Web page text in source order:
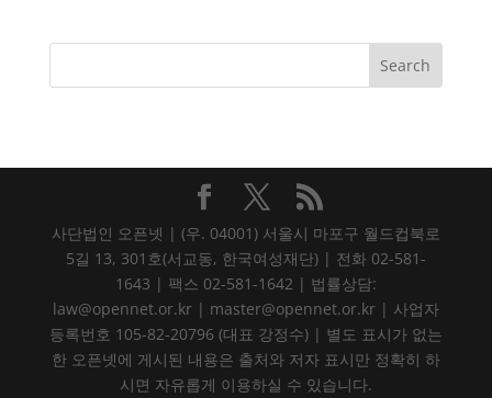
사단법인 오픈넷 | (우. 04001) 서울시 마포구 월드컵북로
5길 13, 301호(서교동, 한국여성재단) | 전화 02-581-
1643 | 팩스 02-581-1642 | 법률상담:
law@opennet.or.kr | master@opennet.or.kr | 사업자
등록번호 105-82-20796 (대표 강정수) | 별도 표시가 없는
한 오픈넷에 게시된 내용은 출처와 저자 표시만 정확히 하
시면 자유롭게 이용하실 수 있습니다.